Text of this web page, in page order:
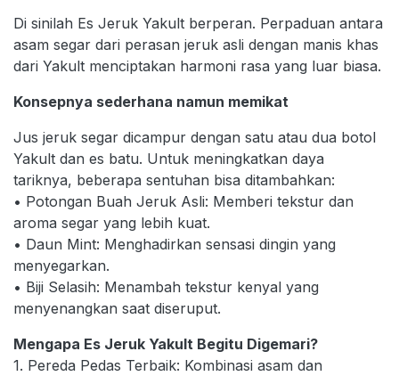
Di sinilah Es Jeruk Yakult berperan. Perpaduan antara
asam segar dari perasan jeruk asli dengan manis khas
dari Yakult menciptakan harmoni rasa yang luar biasa.
Konsepnya sederhana namun memikat
Jus jeruk segar dicampur dengan satu atau dua botol
Yakult dan es batu. Untuk meningkatkan daya
tariknya, beberapa sentuhan bisa ditambahkan:
• Potongan Buah Jeruk Asli: Memberi tekstur dan
aroma segar yang lebih kuat.
• Daun Mint: Menghadirkan sensasi dingin yang
menyegarkan.
• Biji Selasih: Menambah tekstur kenyal yang
menyenangkan saat diseruput.
Mengapa Es Jeruk Yakult Begitu Digemari?
1. Pereda Pedas Terbaik: Kombinasi asam dan